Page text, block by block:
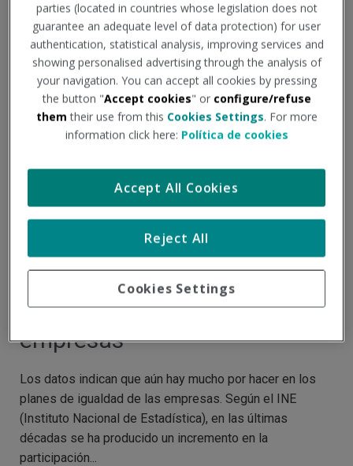
MAR
Día Internacional de la Mujer:
revisión de la normativa
sobre el plan de igualdad en
empresas
Los datos indican que aún hay mucho por hacer en los
planes de igualdad de las empresas. Según el INE
(Instituto Nacional de Estadística), en las últimas
décadas se ha producido un incremento en la
participación...
parties (located in countries whose legislation does not
guarantee an adequate level of data protection) for user
authentication, statistical analysis, improving services and
showing personalised advertising through the analysis of
your navigation. You can accept all cookies by pressing
the button "Accept cookies" or configure/refuse
them their use from this Cookies Settings. For more
information click here: Política de cookies
Cookies Settings
Reject All
Accept All Cookies